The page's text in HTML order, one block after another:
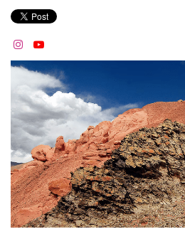
 